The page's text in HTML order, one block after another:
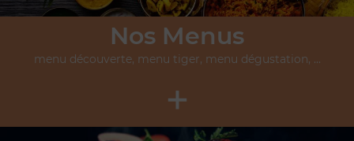
Nos Menus
menu découverte, menu tiger, menu dégustation, ...
+